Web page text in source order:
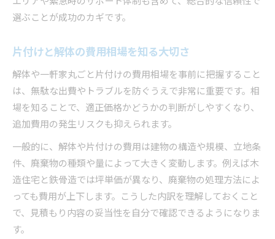
交渉やタイミングで解体費用を節約
解体に迷ったら知っておきたい効率的な相談先
解体費用の見積もり相談ができる便利屋
片付けや解体に強い業者選びの秘訣
口コミから見える信頼できる解体便利屋
効率的な相談方法でスムーズに進む理由
解体便利屋の片付けサポートが選ばれる理由
安心して任せられる解体作業のポイント
片付けサービスと解体の組み合わせ活用術
依頼者目線で安心できる便利屋解体の流れ
選ぶことが成功のカギです。
片付けと解体の費用相場を知る大切さ
解体や一軒家丸ごと片付けの費用相場を事前に把握すること
は、無駄な出費やトラブルを防ぐうえで非常に重要です。相
場を知ることで、適正価格かどうかの判断がしやすくなり、
追加費用の発生リスクも抑えられます。
一般的に、解体や片付けの費用は建物の構造や規模、立地条
件、廃棄物の種類や量によって大きく変動します。例えば木
造住宅と鉄骨造では坪単価が異なり、廃棄物の処理方法によ
っても費用が上下します。こうした内訳を理解しておくこと
で、見積もり内容の妥当性を自分で確認できるようになりま
す。